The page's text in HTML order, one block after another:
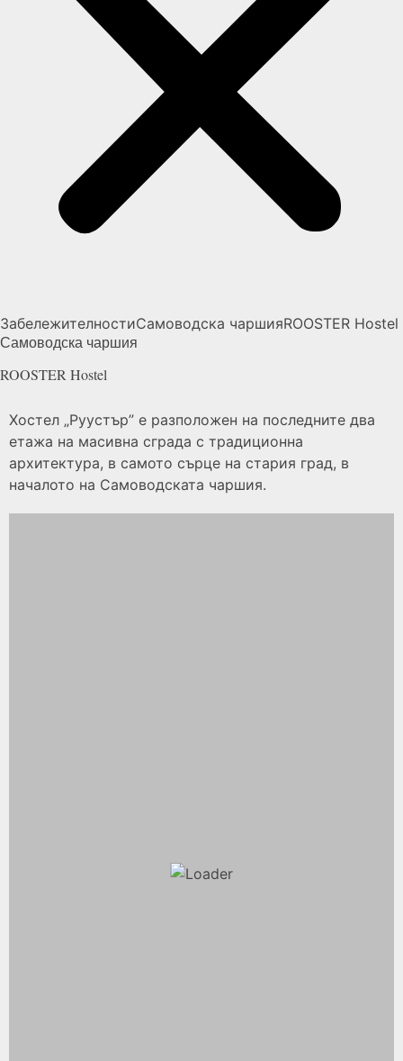
ЗабележителностиСамоводска чаршияROOSTER Hostel
Самоводска чаршия
ROOSTER Hostel
Хостел „Руустър” е разположен на последните два
етажа на масивна сграда с традиционна
архитектура, в самото сърце на стария град, в
началото на Самоводската чаршия.